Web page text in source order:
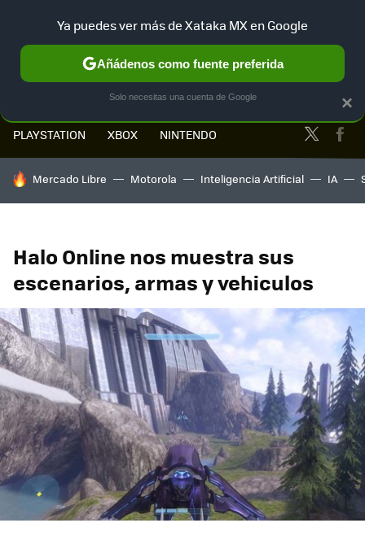
PLAYSTATION XBOX NINTENDO Twitter
HOY SE HABLA DE
Mercado Libre Motorola Inteligencia Artificial IA
Halo Online nos muestra sus
escenarios, armas y vehiculos
×
Ya puedes ver más de Xataka MX en Google
Añádenos como fuente preferida
Solo necesitas una cuenta de Google